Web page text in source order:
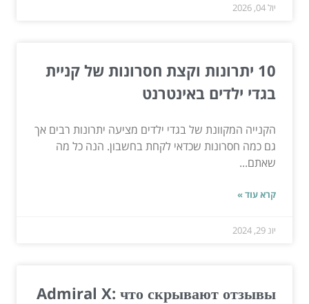
יול 04, 2026
10 יתרונות וקצת חסרונות של קניית
בגדי ילדים באינטרנט
הקנייה המקוונת של בגדי ילדים מציעה יתרונות רבים אך
גם כמה חסרונות שכדאי לקחת בחשבון. הנה כל מה
שאתם...
קרא עוד »
יונ 29, 2024
Admiral X: что скрывают отзывы